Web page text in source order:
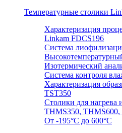
Температурные столики
Характеризация
Linkam FDCS196
Система
Изотермический
Система контроля
Характеризация
TST350
Столики для нагрева
THMS350, THMS600,
От -195°C до 600°C